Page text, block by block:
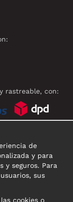
rastreable, con:
de
y para
y seguros. Para
sus
cookies o